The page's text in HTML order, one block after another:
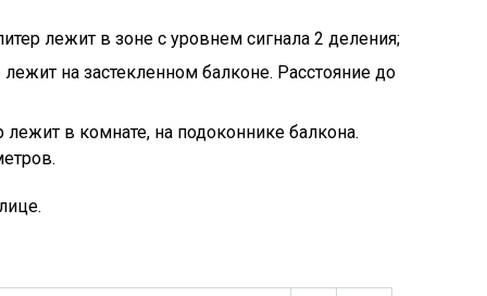
лежит в зоне с уровнем сигнала 2 деления;
на застекленном балконе. Расстояние до
в комнате, на подоконнике балкона.